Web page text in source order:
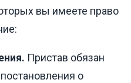
вы имеете право
Пристав обязан
о